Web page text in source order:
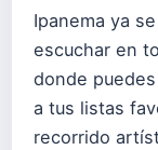
Ipanema ya
escuchar en
donde
a tus listas
recorrido